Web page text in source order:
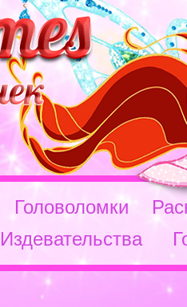
Головоломки
Издевательства